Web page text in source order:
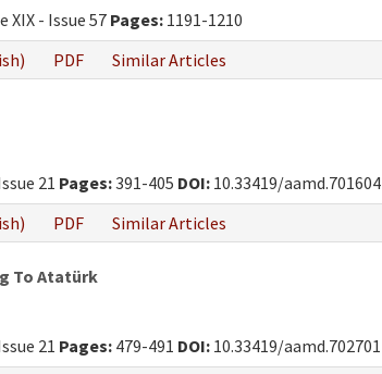
XIX - Issue 57Pages: 1191-1210
PDF Similar Articles
21 Pages:391-405 DOI: 10.33419/aamd.701604
PDF Similar Articles
To Atatürk
21 Pages: 479-491 DOI: 10.33419/aamd.702701